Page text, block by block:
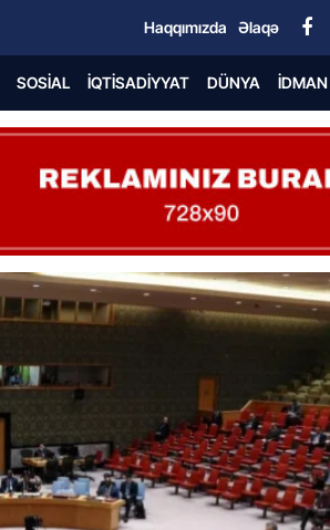
Haqqımızda Əlaqə
SOSIAL İQTISADIYYAT DÜNYA İDMAN